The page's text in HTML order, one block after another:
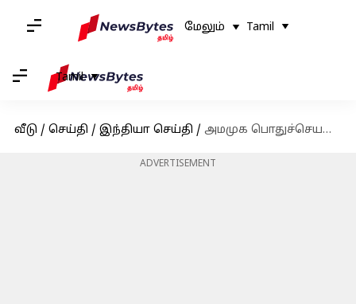
மேலும் Tamil
Tamil
வீடு / செய்தி / இந்தியா செய்தி / அமமுக பொதுச்செயலாளர் டிடிவி தினகரனுக்கு திடீர் உடல்நலக்குறைவு; சென்னை அப்பல்லோவில் அனுமதி
ADVERTISEMENT